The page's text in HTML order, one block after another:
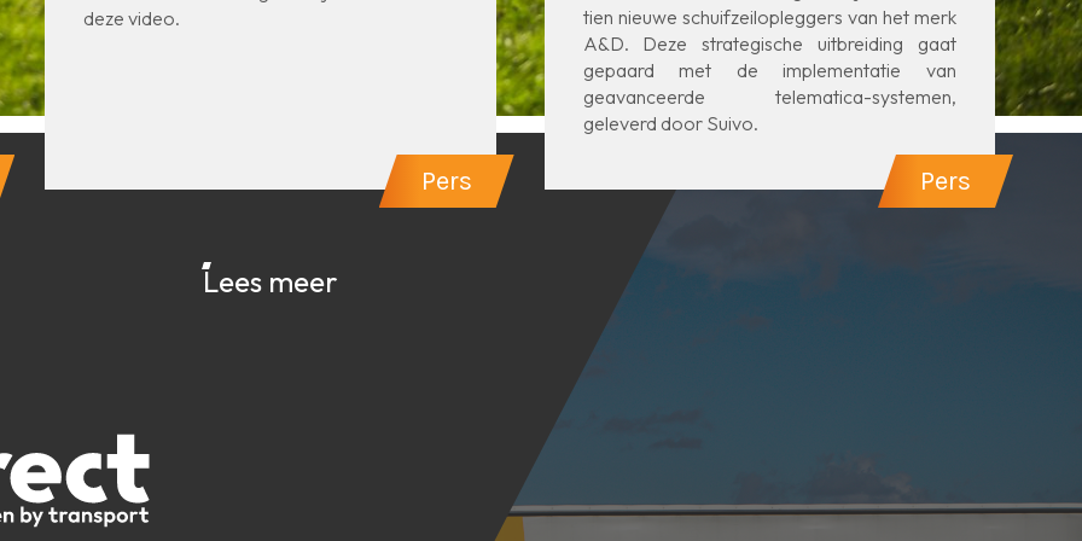
deze video.
Pers
tien nieuwe schuifzeilopleggers van het merk
A&D. Deze strategische uitbreiding gaat
gepaard met de implementatie van
geavanceerde telematica-systemen,
geleverd door Suivo.
Pers
Lees meer